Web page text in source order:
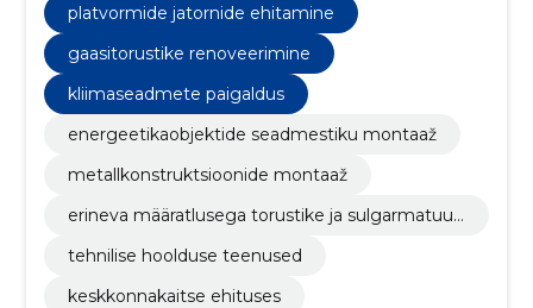
platvormide jatornide ehitamine
gaasitorustike renoveerimine
kliimaseadmete paigaldus
energeetikaobjektide seadmestiku montaaž
metallkonstruktsioonide montaaž
erineva määratlusega torustike ja sulgarmatuuri
tehnilise hoolduse teenused
keskkonnakaitse ehituses